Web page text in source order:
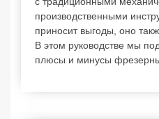
производственными
приносит выгоды, оно
В этом руководстве мы
плюсы и минусы